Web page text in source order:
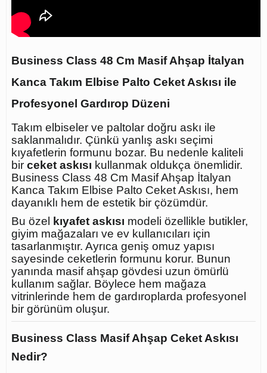
Business Class 48 Cm Masif Ahşap İtalyan
Kanca Takım Elbise Palto Ceket Askısı ile
Profesyonel Gardırop Düzeni
Takım elbiseler ve paltolar doğru askı ile
saklanmalıdır. Çünkü yanlış askı seçimi
kıyafetlerin formunu bozar. Bu nedenle kaliteli
bir ceket askısı kullanmak oldukça önemlidir.
Business Class 48 Cm Masif Ahşap İtalyan
Kanca Takım Elbise Palto Ceket Askısı, hem
dayanıklı hem de estetik bir çözümdür.
Bu özel
kıyafet askısı modeli özellikle butikler,
giyim mağazaları ve ev kullanıcıları için
tasarlanmıştır. Ayrıca geniş omuz yapısı
sayesinde ceketlerin formunu korur. Bunun
yanında masif ahşap gövdesi uzun ömürlü
kullanım sağlar. Böylece hem mağaza
vitrinlerinde hem de gardıroplarda profesyonel
bir görünüm oluşur.
Business Class Masif Ahşap Ceket Askısı
Nedir?